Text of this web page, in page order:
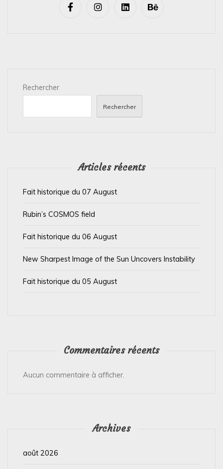
Rechercher
Rechercher
Articles récents
Fait historique du 07 August
Rubin’s COSMOS field
Fait historique du 06 August
New Sharpest Image of the Sun Uncovers Instability
Fait historique du 05 August
Commentaires récents
Aucun commentaire à afficher.
Archives
août 2026